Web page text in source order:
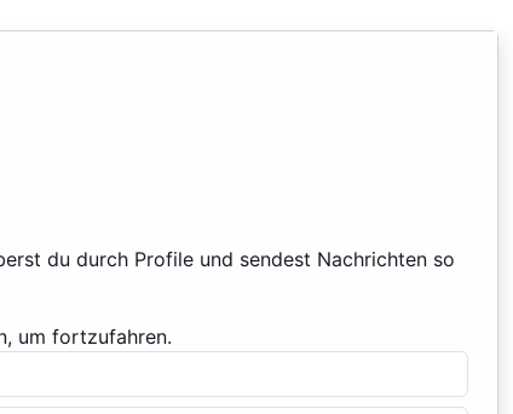
du durch Profile und sendest Nachrichten so
um fortzufahren.